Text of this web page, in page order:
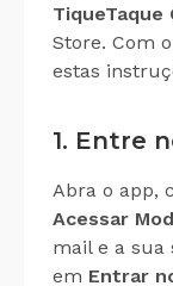
TiqueTaque
Store. Com
estas
1. Entre
Abra o app,
Acessar
mail e a sua
em Entrar